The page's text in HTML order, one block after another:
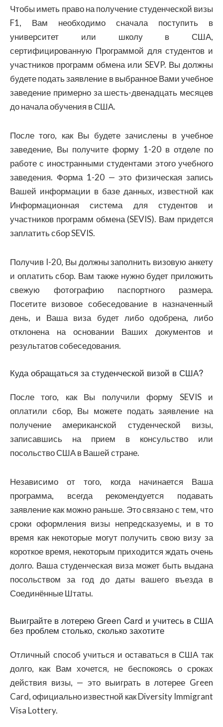
Чтобы иметь право на получение студенческой визы
F1, Вам необходимо сначала поступить в
университет или школу в США,
сертифицированную Программой для студентов и
участников программ обмена или SEVP. Вы должны
будете подать заявление в выбранное Вами учебное
заведение примерно за шесть-двенадцать месяцев
до начала обучения в США.
После того, как Вы будете зачислены в учебное
заведение, Вы получите форму 1-20 в отделе по
работе с иностранными студентами этого учебного
заведения. Форма 1-20 — это физическая запись
Вашей информации в базе данных, известной как
Информационная система для студентов и
участников программ обмена (SEVIS). Вам придется
заплатить сбор SEVIS.
Получив I-20, Вы должны заполнить визовую анкету
и оплатить сбор. Вам также нужно будет приложить
свежую фотографию паспортного размера.
Посетите визовое собеседование в назначенный
день, и Ваша виза будет либо одобрена, либо
отклонена на основании Ваших документов и
результатов собеседования.
Куда обращаться за студенческой визой в США?
После того, как Вы получили форму SEVIS и
оплатили сбор, Вы можете подать заявление на
получение американской студенческой визы,
записавшись на прием в консульство или
посольство США в Вашей стране.
Независимо от того, когда начинается Ваша
программа, всегда рекомендуется подавать
заявление как можно раньше. Это связано с тем, что
сроки оформления визы непредсказуемы, и в то
время как некоторые могут получить свою визу за
короткое время, некоторым приходится ждать очень
долго. Ваша студенческая виза может быть выдана
посольством за год до даты вашего въезда в
Соединённые Штаты.
Выиграйте в лотерею Green Card и учитесь в США
без проблем столько, сколько захотите
Отличный способ учиться и оставаться в США так
долго, как Вам хочется, не беспокоясь о сроках
действия визы, — это выиграть в лотерее Green
Card, официально известной как Diversity Immigrant
Visa Lottery.